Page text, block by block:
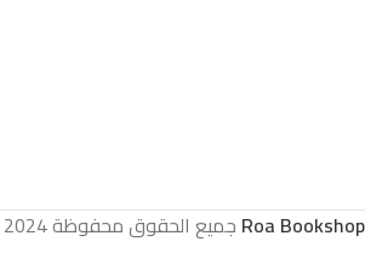
Roa Bookshop جميع الحقوق محفوظة2024 Designed by